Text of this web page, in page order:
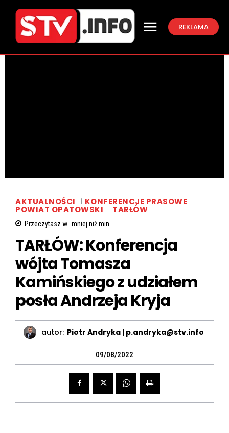
REKLAMA
AKTUALNOŚCI KONFERENCJE PRASOWE
POWIAT OPATOWSKI TARŁÓW
Przeczytasz w mniej niżmin.
TARŁÓW: Konferencja
wójta Tomasza
Kamińskiego z udziałem
posła Andrzeja Kryja
autor: Piotr Andryka | p.andryka@stv.info
09/08/2022